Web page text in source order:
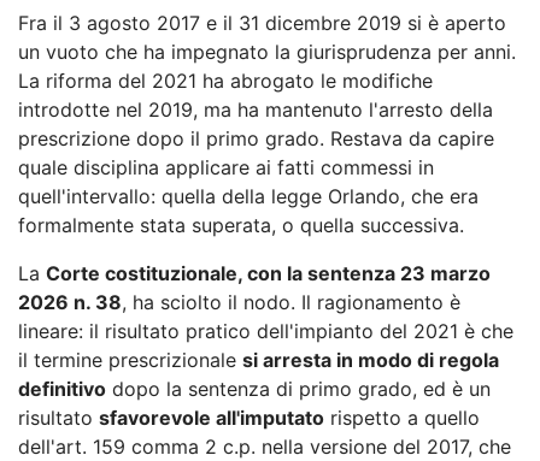
Fra il 3 agosto 2017 e il 31 dicembre 2019 si è aperto
un vuoto che ha impegnato la giurisprudenza per anni.
La riforma del 2021 ha abrogato le modifiche
introdotte nel 2019, ma ha mantenuto l'arresto della
prescrizione dopo il primo grado. Restava da capire
quale disciplina applicare ai fatti commessi in
quell'intervallo: quella della legge Orlando, che era
formalmente stata superata, o quella successiva.
La Corte costituzionale, con la sentenza 23 marzo
2026 n. 38, ha sciolto il nodo. Il ragionamento è
lineare: il risultato pratico dell'impianto del 2021 è che
il termine prescrizionale si arresta in modo di regola
definitivo dopo la sentenza di primo grado, ed è un
risultato sfavorevole all'imputato rispetto a quello
dell'art. 159 comma 2 c.p. nella versione del 2017, che